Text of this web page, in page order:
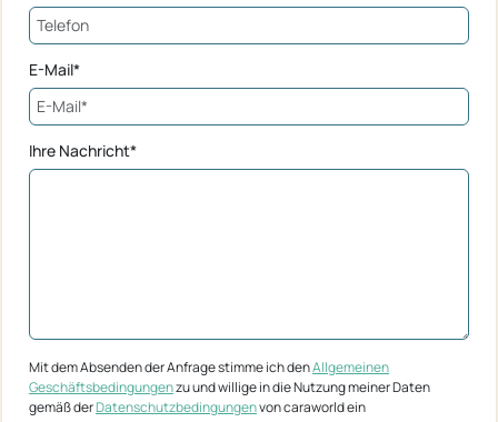
E-Mail*
Ihre Nachricht*
Mit dem Absenden der Anfrage stimme ich denAllgemeinen
Geschäftsbedingungenzu und willige in die Nutzung meiner Daten
gemäß derDatenschutzbedingungenvon caraworld ein